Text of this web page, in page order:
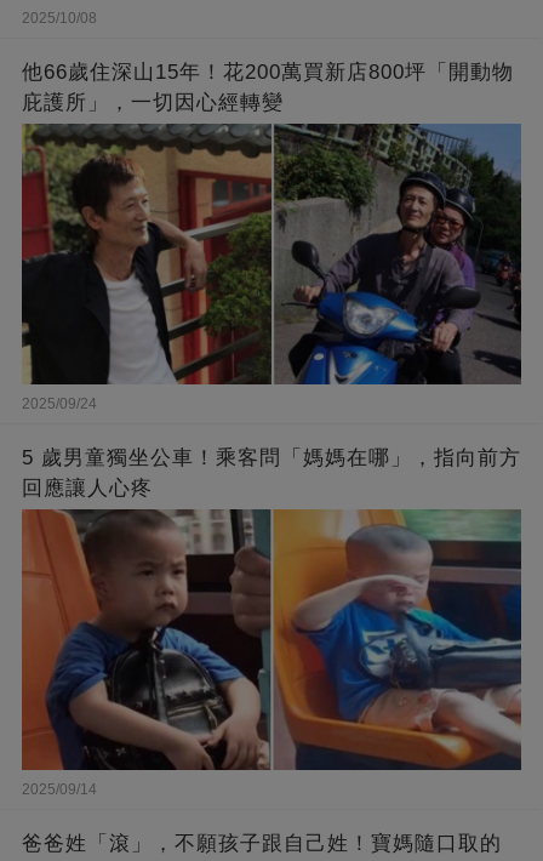
2025/10/08
他66歲住深山15年！花200萬買新店800坪「開動物
庇護所」，一切因心經轉變
2025/09/24
5 歲男童獨坐公車！乘客問「媽媽在哪」，指向前方
回應讓人心疼
2025/09/14
爸爸姓「滾」，不願孩子跟自己姓！寶媽隨口取的